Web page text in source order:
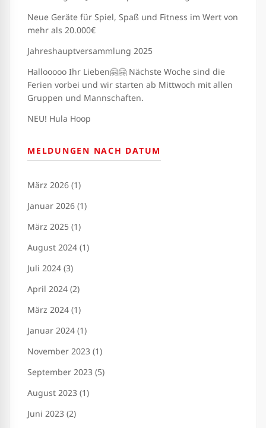
Neue Geräte für Spiel, Spaß und Fitness im Wert von
mehr als 20.000€
Jahreshauptversammlung 2025
Hallooooo Ihr Lieben🤗🤗 Nächste Woche sind die
Ferien vorbei und wir starten ab Mittwoch mit allen
Gruppen und Mannschaften.
NEU! Hula Hoop
MELDUNGEN NACH DATUM
März 2026 (1)
Januar 2026 (1)
März 2025 (1)
August 2024 (1)
Juli 2024 (3)
April 2024 (2)
März 2024 (1)
Januar 2024 (1)
November 2023 (1)
September 2023 (5)
August 2023 (1)
Juni 2023 (2)